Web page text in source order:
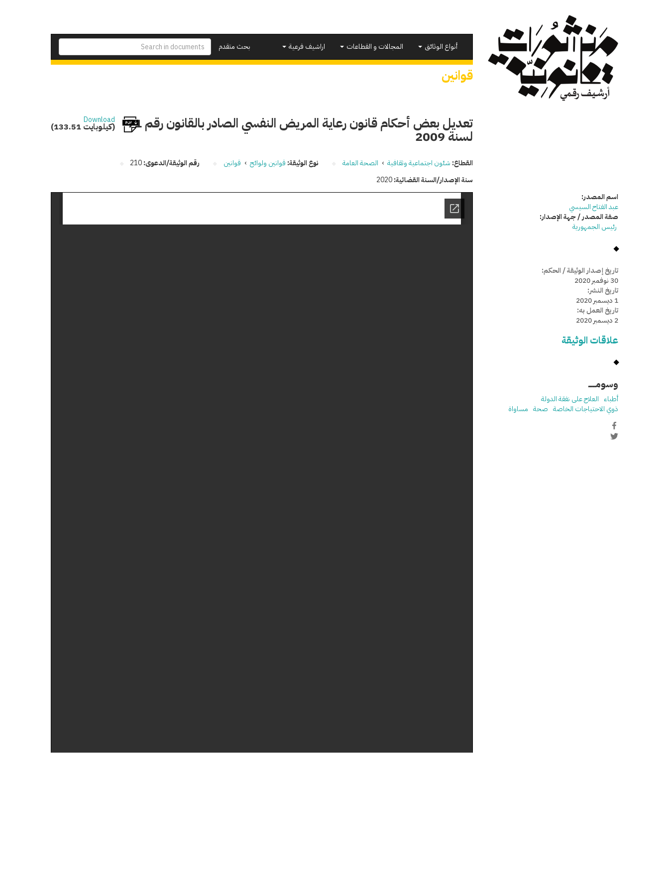
بحث متقدم
أنواع الوثائق المجالات و القطاعات اراشيف فرعية
قوانين
تعديل بعض أحكام قانون رعاية المريض النفسي الصادر بالقانون رقم 71
لسنة 2009
Download
(133.51 كيلوبايت)
القطاع: شئون اجتماعية وثقافية › الصحة العامة نوع الوثيقة: قوانين ولوائح › قوانين رقم الوثيقة/الدعوى:210
سنة الإصدار/السنة القضائية:2020
اسم المصدر:
عبد الفتاح السيسي
صفة المصدر / جهة الإصدار:
رئيس الجمهورية
تاريخ إصدار الوثيقة / الحكم:
30 نوفمبر 2020
تاريخ النشر:
1 ديسمبر 2020
تاريخ العمل به:
2 ديسمبر 2020
علاقات الوثيقة
وسومـــــ
أطباء العلاج على نفقة الدولة
ذوي الاحتياجات الخاصة صحة مساواة